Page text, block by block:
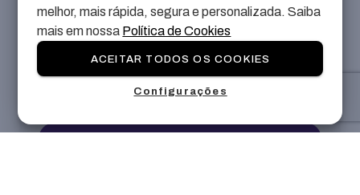
Precisa de ajuda?
no botão abaixo e fale com nossos atendentes.
melhor, mais rápida, segura e personalizada. Saiba
mais em nossa Política de Cookies
ACEITAR TODOS OS COOKIES
Configurações